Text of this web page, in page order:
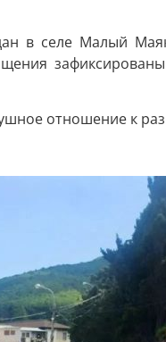
в селе Малый
отношение к